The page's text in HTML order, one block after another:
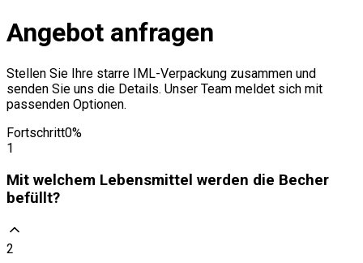
Angebot anfragen
Stellen Sie Ihre starre IML-Verpackung zusammen und
senden Sie uns die Details. Unser Team meldet sich mit
passenden Optionen.
Fortschritt0%
1
Mit welchem Lebensmittel werden die Becher
befüllt?
Mit welchem Lebensmittel werden die Becher befüllt?
2